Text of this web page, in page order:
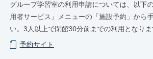
グループ学習室の利用申請については、以下
用者サービス」メニューの「施設予約」から
い。3人以上で閉館30分前までの利用となりま
予約サイト